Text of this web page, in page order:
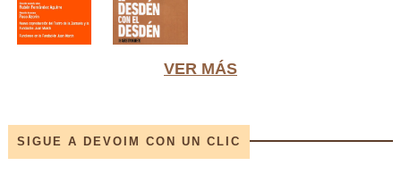
VER MÁS
SIGUE A DEVOIM CON UN CLIC